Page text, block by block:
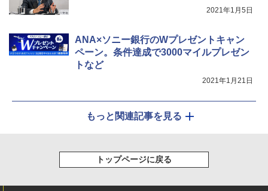
2021年1月5日
ANA×ソニー銀行のWプレゼントキャン
ペーン。条件達成で3000マイルプレゼン
トなど
2021年1月21日
もっと関連記事を見る
トップページに戻る